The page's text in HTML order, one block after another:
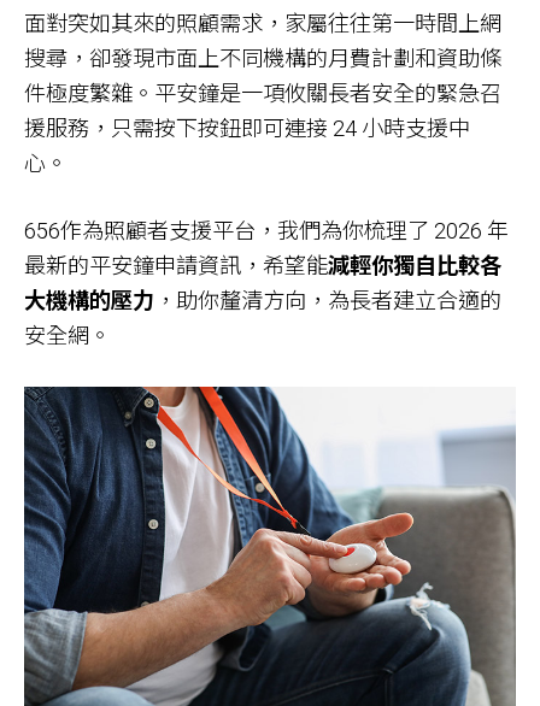
面對突如其來的照顧需求，家屬往往第一時間上網
搜尋，卻發現市面上不同機構的月費計劃和資助條
件極度繁雜。平安鐘是一項攸關長者安全的緊急召
援服務，只需按下按鈕即可連接 24 小時支援中
心。
656作為照顧者支援平台，我們為你梳理了 2026 年
最新的平安鐘申請資訊，希望能減輕你獨自比較各
大機構的壓力 ，助你釐清方向，為長者建立合適的
安全網。